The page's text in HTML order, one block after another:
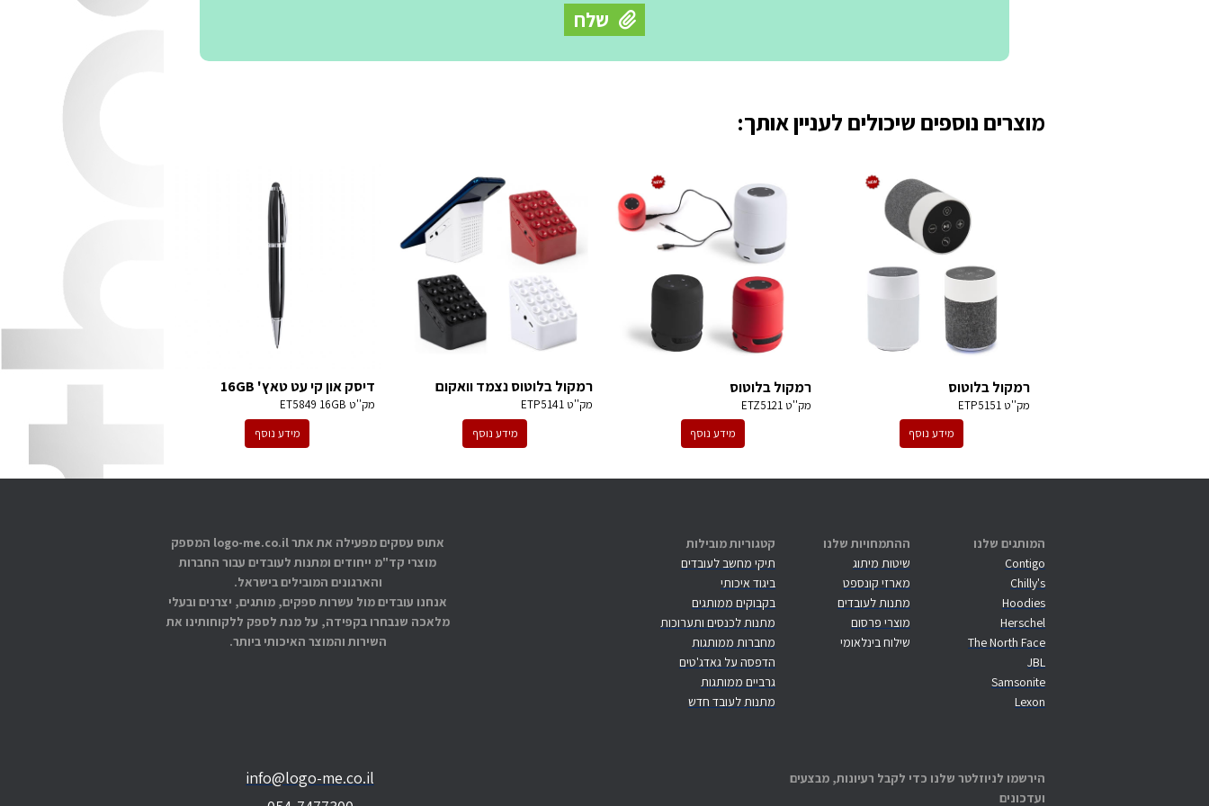
מוצרים נוספים שיכולים לעניין אותך:
רמקול בלוטוס
מק''טETP5151
מידע נוסף
רמקול בלוטוס
מק''טETZ5121
מידע נוסף
רמקול בלוטוס נצמד וואקום
מק''טETP5141
מידע נוסף
דיסק און קי עט טאץ' 16GB
מק''ט ET5849 16GB
מידע נוסף
המותגים שלנו
Contigo
Chilly's
Hoodies
Herschel
The North Face
JBL
Samsonite
Lexon
ההתמחויות שלנו
שיטות מיתוג
מארזי קונספט
מתנות לעובדים
מוצרי פרסום
שילוח בינלאומי
קטגוריות מובילות
תיקי מחשב לעובדים
ביגוד איכותי
בקבוקים ממותגים
מתנות לכנסים ותערוכות
מחברות ממותגות
הדפסה על גאדג'טים
גרביים ממותגות
מתנות לעובד חדש
אתוס עסקים מפעילה את אתר logo-me.co.il המספק
מוצרי קד"מ ייחודים ומתנות לעובדים עבור החברות
והארגונים המובילים בישראל.
אנחנו עובדים מול עשרות ספקים, מותגים, יצרנים ובעלי
מלאכה שנבחרו בקפידה, על מנת לספק ללקוחותינו את
השירות והמוצר האיכותי ביותר.
הירשמו לניוזלטר שלנו כדי לקבל רעיונות, מבצעים
ועדכונים
info@logo-me.co.il